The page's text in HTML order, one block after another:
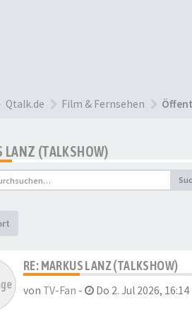
Qtalk.de Film & Fernsehen
LANZ (TALKSHOW)
RE: MARKUS LANZ (TALKSHOW)
von TV-Fan - Do 2. Jul 2026, 16:14